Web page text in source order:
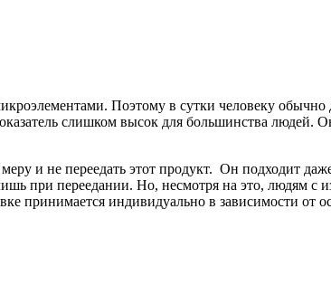
Поэтому в сутки человеку обычно
слишком высок для большинства людей.
и не переедать этот продукт. Он подходит
при переедании. Но, несмотря на это, людям с
принимается индивидуально в зависимости от